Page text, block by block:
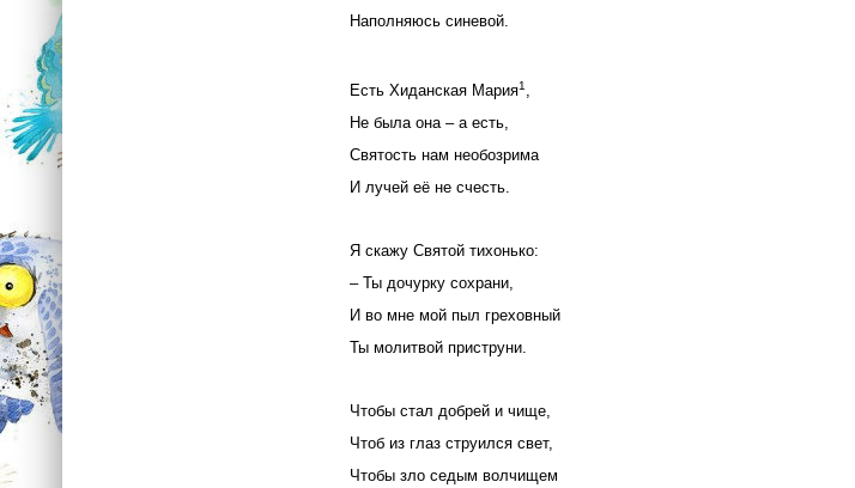
Наполняюсь синевой.
Есть Хиданская Мария1 ,
Не была она – а есть,
Святость нам необозрима
И лучей её не счесть.
Я скажу Святой тихонько:
– Ты дочурку сохрани,
И во мне мой пыл греховный
Ты молитвой приструни.
Чтобы стал добрей и чище,
Чтоб из глаз струился свет,
Чтобы зло седым волчищем